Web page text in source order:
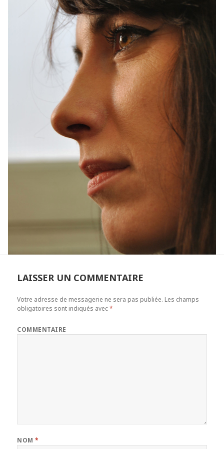
LAISSER UN COMMENTAIRE
Votre adresse de messagerie ne sera pas publiée. Les champs
obligatoires sont indiqués avec*
COMMENTAIRE
NOM*